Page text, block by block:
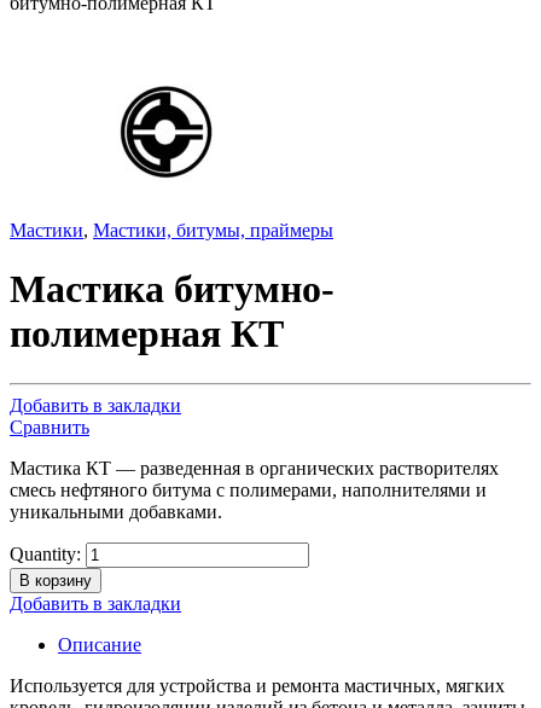
Мастики, Мастики, битумы, праймеры
Мастика битумно-
полимерная КТ
Добавить в закладки
Сравнить
Мастика КТ — разведенная в органических растворителях
смесь нефтяного битума с полимерами, наполнителями и
уникальными добавками.
Quantity:
В корзину
Добавить в закладки
Описание
Используется для устройства и ремонта мастичных, мягких